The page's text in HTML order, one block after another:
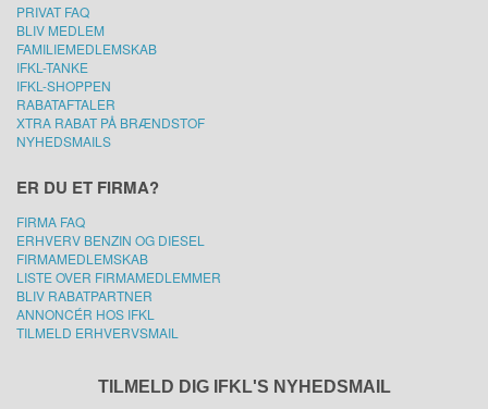
PRIVAT FAQ
BLIV MEDLEM
FAMILIEMEDLEMSKAB
IFKL-TANKE
IFKL-SHOPPEN
RABATAFTALER
XTRA RABAT PÅ BRÆNDSTOF
NYHEDSMAILS
ER DU ET FIRMA?
FIRMA FAQ
ERHVERV BENZIN OG DIESEL
FIRMAMEDLEMSKAB
LISTE OVER FIRMAMEDLEMMER
BLIV RABATPARTNER
ANNONCÉR HOS IFKL
TILMELD ERHVERVSMAIL
TILMELD DIG IFKL'S NYHEDSMAIL